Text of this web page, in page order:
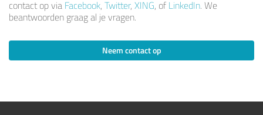
contact op via Facebook, Twitter, XING, of LinkedIn. We
beantwoorden graag al je vragen.
Neem contact op